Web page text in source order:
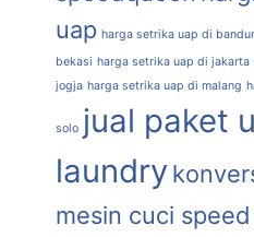
uap harga setrika uap di
bekasi harga setrika uap di jakarta
jogja harga setrika uap di malang
solo jual paket
laundry
mesin cuci speed